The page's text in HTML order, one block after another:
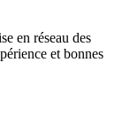
en réseau des
et bonnes